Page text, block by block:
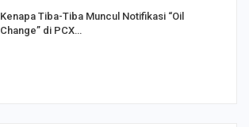
Kenapa Tiba-Tiba Muncul Notifikasi “Oil
Change” di PCX…